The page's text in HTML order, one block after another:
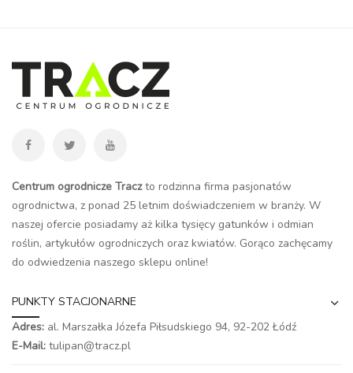
Centrum ogrodnicze Traczto rodzinna firma pasjonatów
ogrodnictwa, z ponad 25 letnim doświadczeniem w branży. W
naszej ofercie posiadamy aż kilka tysięcy gatunków i odmian
roślin, artykułów ogrodniczych oraz kwiatów. Gorąco zachęcamy
do odwiedzenia naszego sklepu online!
PUNKTY STACJONARNE
Adres: al. Marszałka Józefa Piłsudskiego 94, 92-202 Łódź
E-Mail: tulipan@tracz.pl